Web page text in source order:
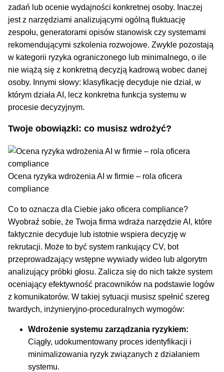
zadań lub ocenie wydajności konkretnej osoby. Inaczej
jest z narzędziami analizującymi ogólną fluktuację
zespołu, generatorami opisów stanowisk czy systemami
rekomendującymi szkolenia rozwojowe. Zwykle pozostają
w kategorii ryzyka ograniczonego lub minimalnego, o ile
nie wiążą się z konkretną decyzją kadrową wobec danej
osoby. Innymi słowy: klasyfikację decyduje nie dział, w
którym działa AI, lecz konkretna funkcja systemu w
procesie decyzyjnym.
Twoje obowiązki: co musisz wdrożyć?
Ocena ryzyka wdrożenia AI w firmie – rola oficera
compliance
Co to oznacza dla Ciebie jako oficera compliance?
Wyobraź sobie, że Twoja firma wdraża narzędzie AI, które
faktycznie decyduje lub istotnie wspiera decyzję w
rekrutacji. Może to być system rankujący CV, bot
przeprowadzający wstępne wywiady wideo lub algorytm
analizujący próbki głosu. Zalicza się do nich także system
oceniający efektywność pracowników na podstawie logów
z komunikatorów. W takiej sytuacji musisz spełnić szereg
twardych, inżynieryjno-proceduralnych wymogów:
Wdrożenie systemu zarządzania ryzykiem:
Ciągły, udokumentowany proces identyfikacji i
minimalizowania ryzyk związanych z działaniem
systemu.